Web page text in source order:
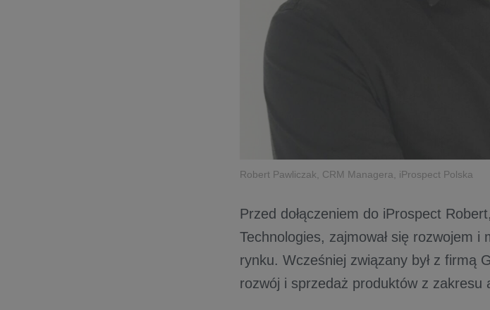
Robert Pawliczak, CRM Managera, iProspect Polska
Przed dołączeniem do iProspect
Technologies, zajmował się rozwojem
rynku. Wcześniej związany był z firmą
rozwój i sprzedaż produktów z zakresu